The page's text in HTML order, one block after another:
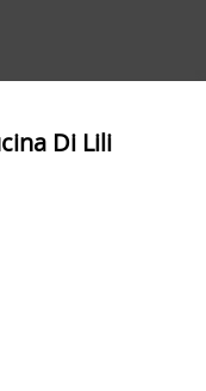
Di Lili